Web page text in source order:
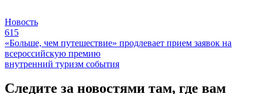
Новость
615
«Больше, чем путешествие» продлевает прием заявок на
всероссийскую премию
внутренний туризм события
Следите за новостями там, где вам